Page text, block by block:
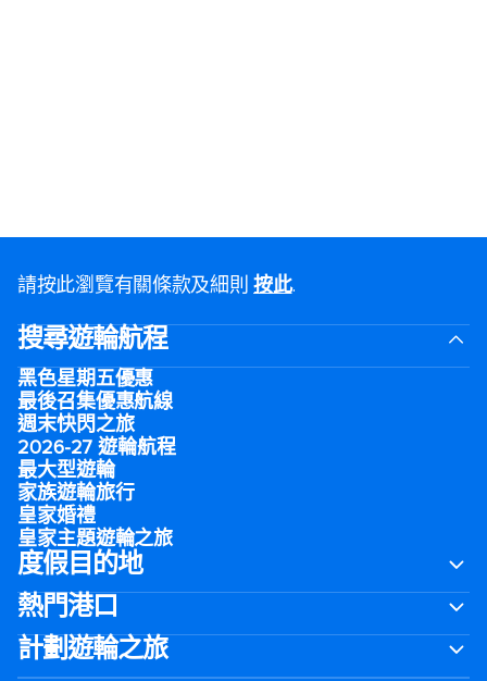
請按此瀏覽有關條款及細則按此.
搜尋遊輪航程
黑色星期五優惠
最後召集優惠航線
週末快閃之旅
2026-27 遊輪航程
最大型遊輪
家族遊輪旅行
皇家婚禮
皇家主題遊輪之旅
度假目的地
熱門港口
計劃遊輪之旅